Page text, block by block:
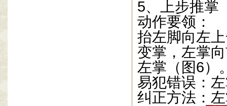
5、上步推掌
动作要领：
抬左脚向左
变掌，左掌
左掌（图6）
易犯错误：
纠正方法：